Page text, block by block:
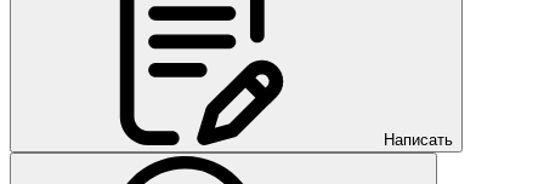
Написать